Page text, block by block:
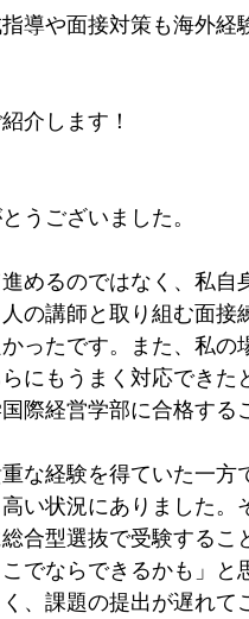
導や面接対策も海外
介します！
うございました。
めるのではなく、私自
の講師と取り組む面
ったです。また、私の
にもうまく対応できた
際経営学部に合格する
な経験を得ていた一方
い状況にありました。
合型選抜で受験するこ
でならできるかも」と
、課題の提出が遅れて